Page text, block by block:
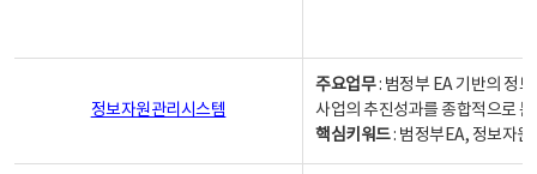
정보자원관리시스템
주요업무: 범정부 EA 기반의 정
사업의 추진성과를 종합적으로
핵심키워드: 범정부EA, 정보자